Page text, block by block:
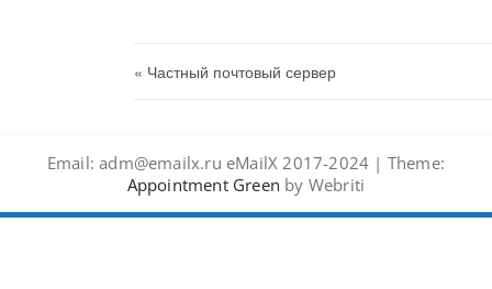
« Частный почтовый сервер
Email: adm@emailx.ru eMailX 2017-2024 | Theme:
Appointment Green by Webriti